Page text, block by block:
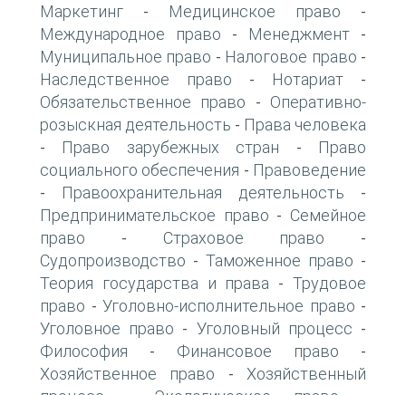
Маркетинг - Медицинское право -
Международное право - Менеджмент -
Муниципальное право - Налоговое право -
Наследственное право - Нотариат -
Обязательственное право - Оперативно-
розыскная деятельность - Права человека
- Право зарубежных стран -
Право
социального обеспечения - Правоведение
- Правоохранительная деятельность -
Предпринимательское право - Семейное
право - Страховое право -
Судопроизводство - Таможенное право -
Теория государства и права -Трудовое
право - Уголовно-исполнительное право -
Уголовное право - Уголовный процесс -
Философия - Финансовое право -
Хозяйственное право - Хозяйственный